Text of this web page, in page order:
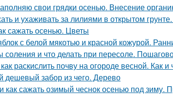
свои грядки осенью. Внесение
и ухаживать за лилиями в открытом
сажать осенью. Цветы
с белой мякотью и красной кожурой.
и что делать при пересоле.
раскислить почву на огороде весной. Как
забор из чего. Дерево
как сажать озимый чеснок осенью под зиму.